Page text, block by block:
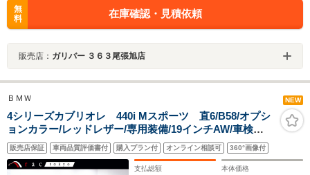
無
料
在庫確認・見積依頼
販売店： ガリバー ３６３尾張旭店
ＢＭＷ NEW
4シリーズカブリオレ 440i Mスポーツ 直6/B58/オプシ
ョンカラー/レッドレザー/専用装備/19インチAW/車検
R10.6/ACC/ヘッドアップディスプレイ/レーンチェンジウ
ォーニング/インテリジェントセーフティ/ブラックキドニ
ーグリル/スルーローディング/地デジ
販売店保証 車両品質評価書付 購入プラン付 オンライン相談可 360°画像付
支払総額 本体価格